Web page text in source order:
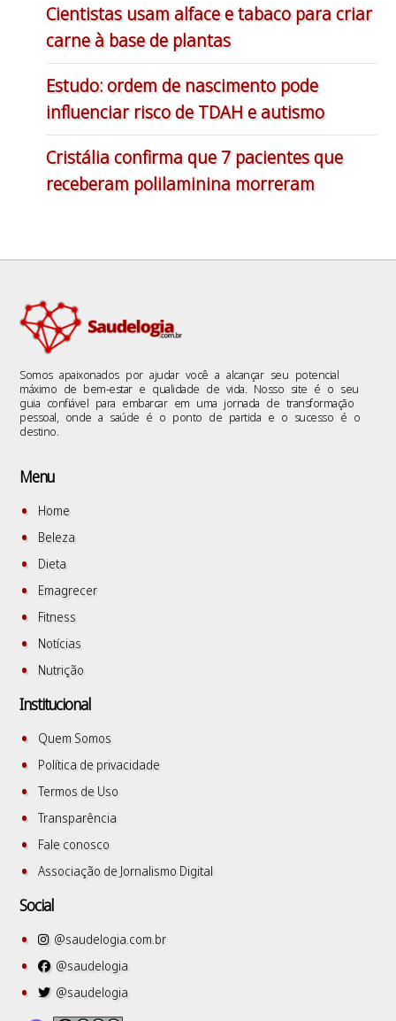
Cientistas usam alface e tabaco para criar
carne à base de plantas
Estudo: ordem de nascimento pode
influenciar risco de TDAH e autismo
Cristália confirma que 7 pacientes que
receberam polilaminina morreram
Somos apaixonados por ajudar você a alcançar seu potencial
máximo de bem-estar e qualidade de vida. Nosso site é o seu
guia confiável para embarcar em uma jornada de transformação
pessoal, onde a saúde é o ponto de partida e o sucesso é o
destino.
Menu
Home
Beleza
Dieta
Emagrecer
Fitness
Notícias
Nutrição
Institucional
Quem Somos
Política de privacidade
Termos de Uso
Transparência
Fale conosco
Associação de Jornalismo Digital
Social
@saudelogia.com.br
@saudelogia
@saudelogia